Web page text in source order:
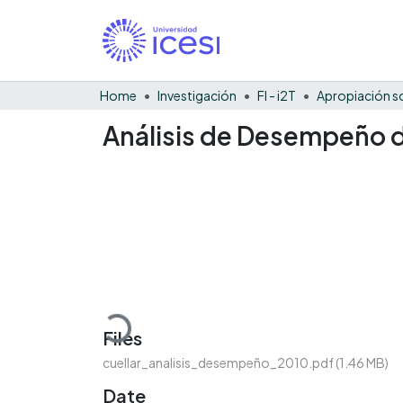
Home Investigación FI - i2T
Análisis de Desempeño
Loading...
Files
cuellar_analisis_desempeño_2010.pdf(1.46 MB)
Date